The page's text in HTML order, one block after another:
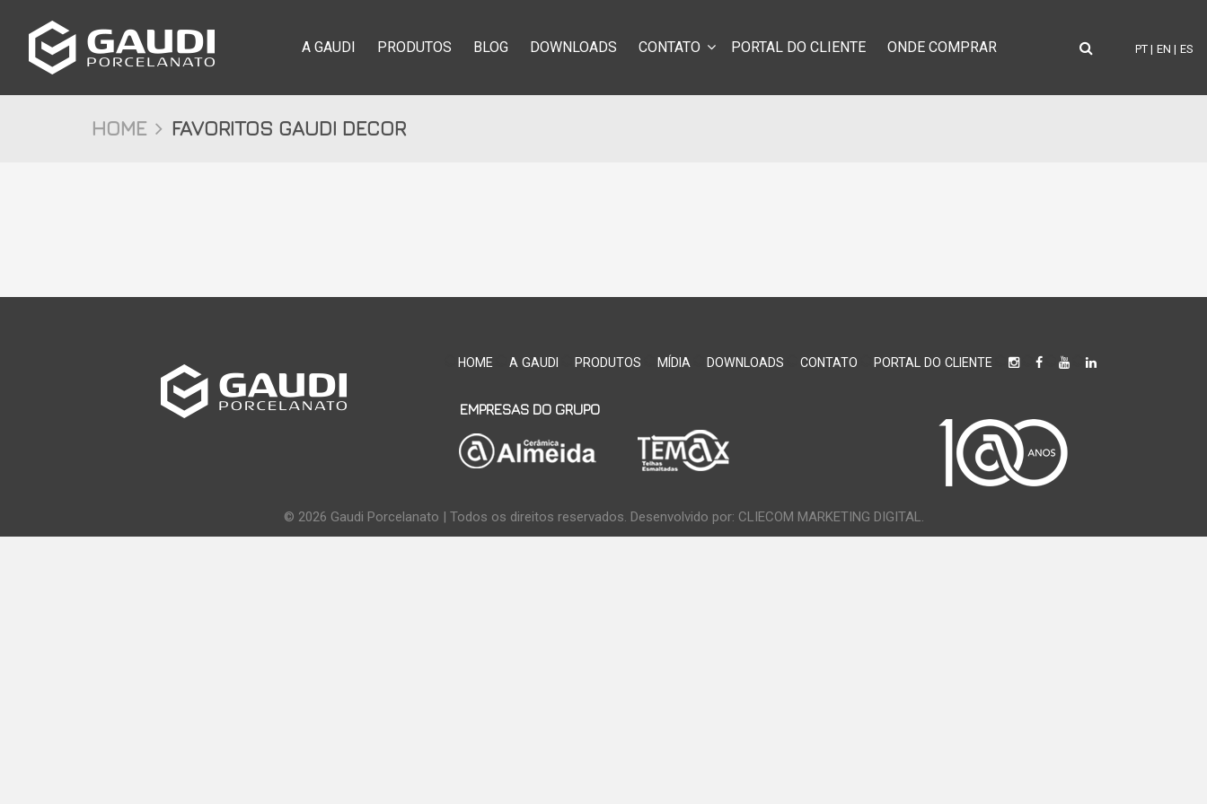
A GAUDI PRODUTOS BLOG DOWNLOADS CONTATO PORTAL DO CLIENTE ONDE COMPRAR PT | EN | ES
HOME FAVORITOS GAUDI DECOR
HOME A GAUDI PRODUTOS MÍDIA DOWNLOADS CONTATO PORTAL DO CLIENTE
EMPRESAS DO GRUPO
© 2026 Gaudi Porcelanato | Todos os direitos reservados. Desenvolvido por: CLIECOM MARKETING DIGITAL.